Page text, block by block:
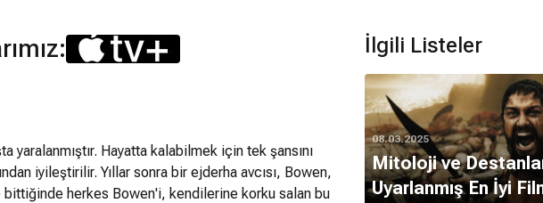
yaralanmıştır. Hayatta kalabilmek için tek şansını
iyileştirilir. Yıllar sonra bir ejderha avcısı, Bowen,
bittiğinde herkes Bowen'i, kendilerine korku salan bu
İlgili Listeler
08.03.2025
Mitoloji ve
Uyarlanmış En İyi